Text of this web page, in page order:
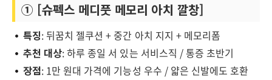
① [슈펙스 메디풋 메모리 아치 깔창]
특징: 뒤꿈치 젤쿠션 + 중간 아치 지지 + 메모리폼
추천 대상: 하루 종일 서 있는 서비스직 / 통증 초반기
장점: 1만 원대 가격에 기능성 우수 / 얇은 신발에도 호환